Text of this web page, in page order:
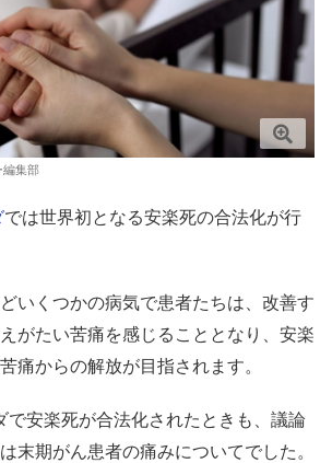
集部
では世界初となる安楽死の合法化が行
いくつかの病気で患者たちは、改善す
がたい苦痛を感じることとなり、安楽
痛からの解放が目指されます。
安楽死が合法化されたときも、議論
末期がん患者の痛みについてでした。